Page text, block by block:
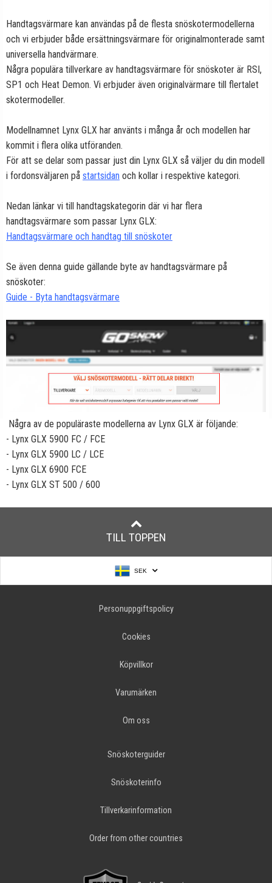
Handtagsvärmare kan användas på de flesta snöskotermodellerna
och vi erbjuder både ersättningsvärmare för originalmonterade samt
universella handvärmare.
Några populära tillverkare av handtagsvärmare för snöskoter är RSI,
SP1 och Heat Demon. Vi erbjuder även originalvärmare till flertalet
skotermodeller.
Modellnamnet Lynx GLX har använts i många år och modellen har
kommit i flera olika utföranden.
För att se delar som passar just din Lynx GLX så väljer du din modell
i fordonsväljaren på startsidan och kollar i respektive kategori.
Nedan länkar vi till handtagskategorin där vi har flera
handtagsvärmare som passar Lynx GLX:
Handtagsvärmare och handtag till snöskoter
Se även denna guide gällande byte av handtagsvärmare på
snöskoter:
Guide - Byta handtagsvärmare
Några av de populäraste modellerna av Lynx GLX är följande:
- Lynx GLX 5900 FC / FCE
- Lynx GLX 5900 LC / LCE
- Lynx GLX 6900 FCE
- Lynx GLX ST 500 / 600
TILL TOPPEN
SEK
Personuppgiftspolicy
Cookies
Köpvillkor
Varumärken
Om oss
Snöskoterguider
Snöskoterinfo
Tillverkarinformation
Order from other countries